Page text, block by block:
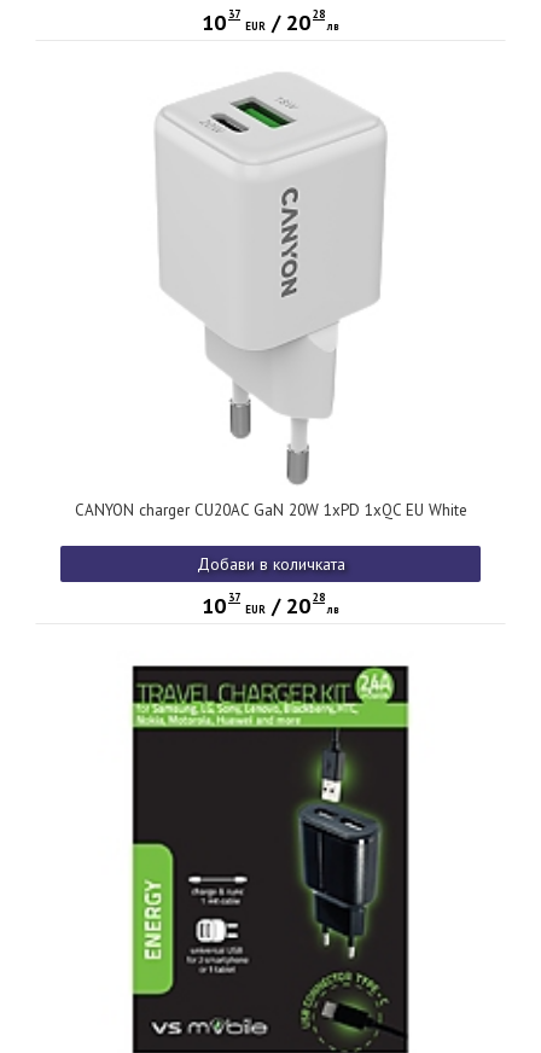
10 37
EUR
/ 2028
лв
CANYON charger CU20AC GaN 20W 1xPD 1xQC EU White
Добави в количката
10 37
EUR
/ 2028
лв